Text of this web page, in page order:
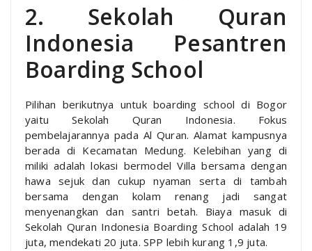
2. Sekolah Quran
Indonesia Pesantren
Boarding School
Pilihan berikutnya untuk boarding school di Bogor
yaitu Sekolah Quran Indonesia. Fokus
pembelajarannya pada Al Quran. Alamat kampusnya
berada di Kecamatan Medung. Kelebihan yang di
miliki adalah lokasi bermodel Villa bersama dengan
hawa sejuk dan cukup nyaman serta di tambah
bersama dengan kolam renang jadi sangat
menyenangkan dan santri betah. Biaya masuk di
Sekolah Quran Indonesia Boarding School adalah 19
juta, mendekati 20 juta. SPP lebih kurang 1,9 juta.